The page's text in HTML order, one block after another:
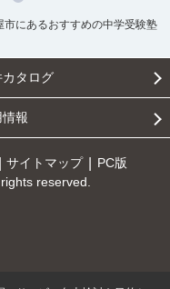
市にあるおすすめの中学受験塾
カタログ
報
サイトマップ
PC版
reserved.